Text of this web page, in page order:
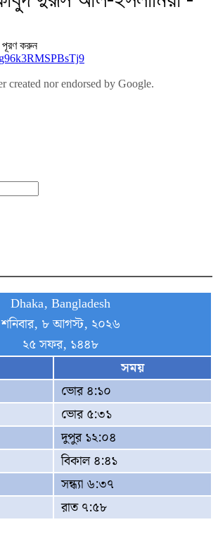
Dhaka, Bangladesh
শনিবার, ৮ আগস্ট, ২০২৬
২৫ সফর, ১৪৪৮
সময়
ভোর ৪:১০
ভোর ৫:৩১
দুপুর ১২:০৪
বিকাল ৪:৪১
সন্ধ্যা ৬:৩৭
রাত ৭:৫৮